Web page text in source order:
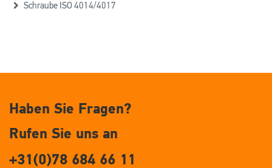
Schraube ISO 4014/4017
Haben Sie Fragen?
Rufen Sie uns an
+31(0)78 684 66 11